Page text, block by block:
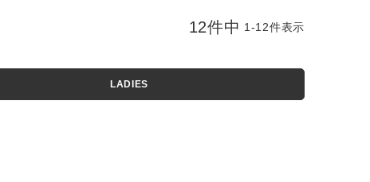
BINGOYAについて
LADIES
12件中 1-12件表示